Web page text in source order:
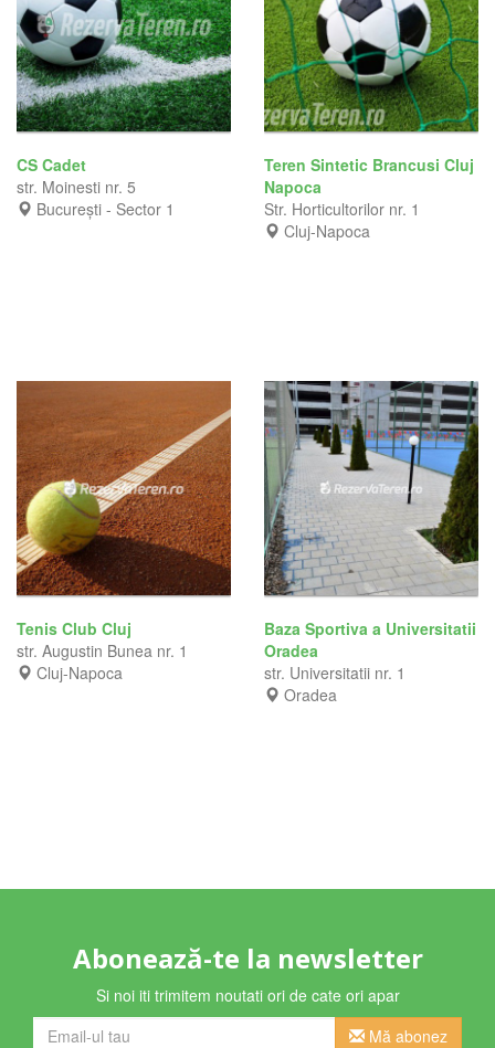
CS Cadet
str. Moinesti nr. 5
București - Sector 1
Teren Sintetic Brancusi Cluj
Napoca
Str. Horticultorilor nr. 1
Cluj-Napoca
Tenis Club Cluj
str. Augustin Bunea nr. 1
Cluj-Napoca
Baza Sportiva a Universitatii
Oradea
str. Universitatii nr. 1
Oradea
Abonează-te la newsletter
Si noi iti trimitem noutati ori de cate ori apar
Mă abonez